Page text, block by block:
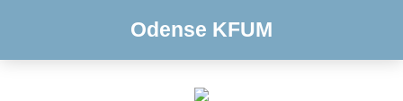
Odense KFUM